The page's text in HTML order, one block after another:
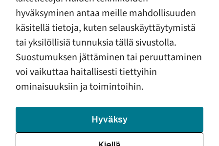
hyväksyminen antaa meille mahdollisuuden
käsitellä tietoja, kuten selauskäyttäytymistä
tai yksilöllisiä tunnuksia tällä sivustolla.
Suostumuksen jättäminen tai peruuttaminen
voi vaikuttaa haitallisesti tiettyihin
ominaisuuksiin ja toimintoihin.
Hyväksy
Tänäänkin, Miina Sillanpään syntymäpäivänä,
kymmenessä ensikodissa on aloitettu päivä yhteisellä
aamupalalla. Pöydän ääreen ovat kokoontuneet
kaikki vanhemmat vauvoineen ja paikalla olevat
auttajat. Siitä alkaa uuden alun rakentaminen, jolla
tuetaan vanhemman ja vauvan suhteen kehittymistä
sekä opetellaan vauvan tarvitsemaa huolenpitoa ja
arjen hallintaa yhdessä.
Sillanpää uskoi järjestöjen voimaan yhteiskunnallisen
muutoksen edistäjinä. Hän korosti